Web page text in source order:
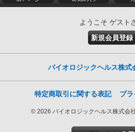
ようこそ ゲスト
新規会員登録
バイオロジックヘルス株式
特定商取引に関する表記 プ
© 2026 バイオロジックヘルス株式会